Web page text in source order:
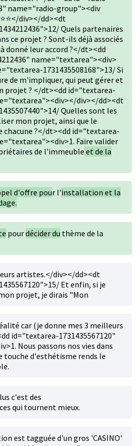
name="radio-group"><div
div></dd><dt
Quels partenaires
ce projet ? Sont-ils déjà associés
donné leur accord ?</dt><dd
name="textarea"><div>
1731435508168">13/ Si
de m'impliquer, qui peut gérer et
projet ? </dt><dd id="textarea-
div></dd><dt
Quelles sont les
mon projet, ainsi que le
chacune ?</dt><dd id="textarea-
Faire valider
de l'immeuble et de la
d'offre pour l'installation et la
pourdécider du thème de la
artistes.</div></dd><dt
Et enfin, si je
projet, je dirais "Mon
car (je donne mes 3 meilleurs
id="textarea-1731435567120"
Nous passons nos vies dans
touche d'esthétisme rends le
c'est des
qui tournent mieux.
est tagguée d'un gros 'CASINO'